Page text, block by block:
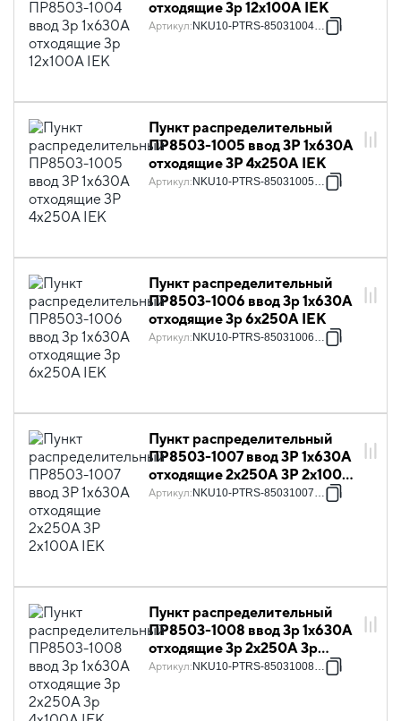
отходящие 3p 12х100А IEK
Артикул: NKU10-PTRS-85031004-01
Пункт распределительный
ПР8503-1005 ввод 3Р 1х630А
отходящие 3Р 4х250А IEK
Артикул: NKU10-PTRS-85031005-01
Пункт распределительный
ПР8503-1006 ввод 3p 1х630А
отходящие 3p 6х250А IEK
Артикул: NKU10-PTRS-85031006-01
Пункт распределительный
ПР8503-1007 ввод 3Р 1х630А
отходящие 2х250А 3Р 2х100А
IEK
Артикул: NKU10-PTRS-85031007-01
Пункт распределительный
ПР8503-1008 ввод 3p 1х630А
отходящие 3p 2х250А 3p
4х100А IEK
Артикул: NKU10-PTRS-85031008-01